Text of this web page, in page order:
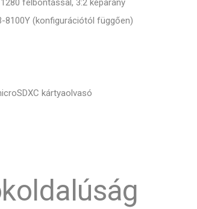
felbontással, 3:2 képarány
8100Y (konfigurációtól függően)
kártyaolvasó